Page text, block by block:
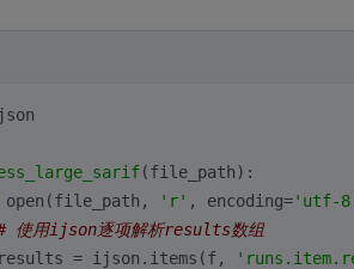
(file_path):
open (file_path, 'r' , encoding='utf-
使用ijson逐项解析results数组
= ijson.items(f,